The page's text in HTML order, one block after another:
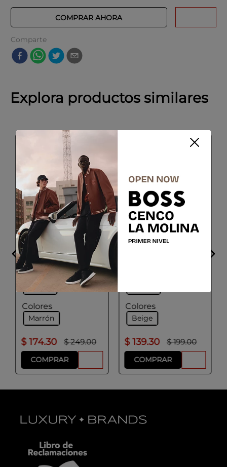
COMPRAR AHORA
Comparte
Explora productos similares
ADOLFO DOMINGUEZ
Bolso Maletin Mujer
Color Chocolate
Talla
Colores
Marrón
$ 174.30 $ 249.00
COMPRAR
ADOLFO DOMINGUEZ
Bolso Sintetico Mujer
Colores
Beige
$ 139.30 $ 199.00
COMPRAR